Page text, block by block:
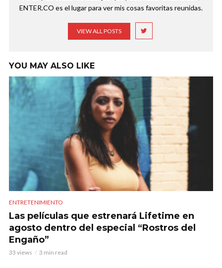
ENTER.CO es el lugar para ver mis cosas favoritas reunidas.
VIEW ALL POSTS
YOU MAY ALSO LIKE
ENTRETENIMIENTO
Las películas que estrenará Lifetime en
agosto dentro del especial “Rostros del
Engaño”
33 views 3 min read